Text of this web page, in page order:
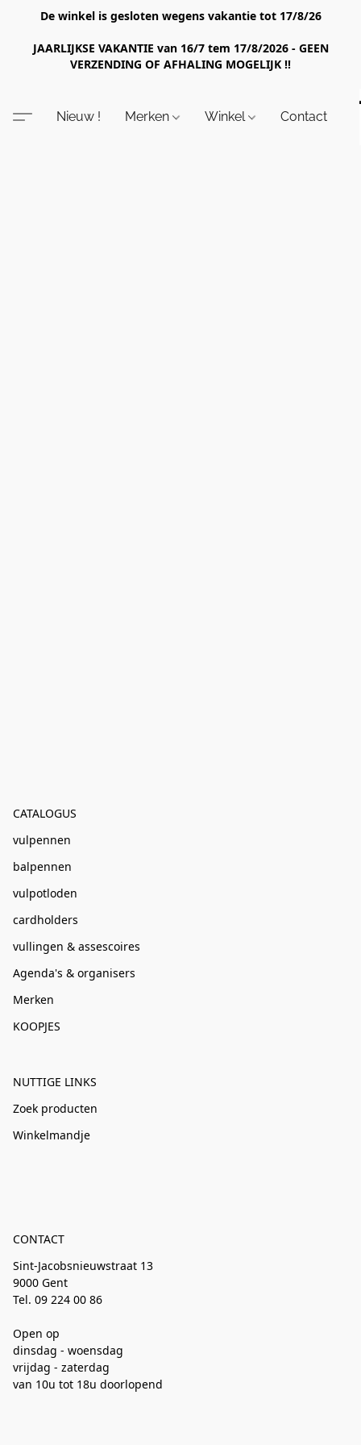
De winkel is gesloten wegens vakantie tot 17/8/26
JAARLIJKSE VAKANTIE van 16/7 tem 17/8/2026 - GEEN
VERZENDING OF AFHALING MOGELIJK !!
Nieuw ! Merken Winkel Contact
CATALOGUS
vulpennen
balpennen
vulpotloden
cardholders
vullingen & assescoires
Agenda's & organisers
Merken
KOOPJES
NUTTIGE LINKS
Zoek producten
Winkelmandje
CONTACT
Sint-Jacobsnieuwstraat 13
9000 Gent
Tel. 09 224 00 86
Open op
dinsdag - woensdag
vrijdag - zaterdag
van 10u tot 18u doorlopend